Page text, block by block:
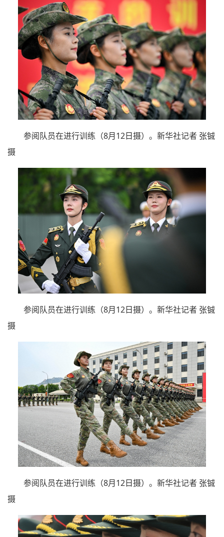
参阅队员在进行训练（8月12日摄）。新华社记者 张铖
摄
参阅队员在进行训练（8月12日摄）。新华社记者 张铖
摄
参阅队员在进行训练（8月12日摄）。新华社记者 张铖
摄